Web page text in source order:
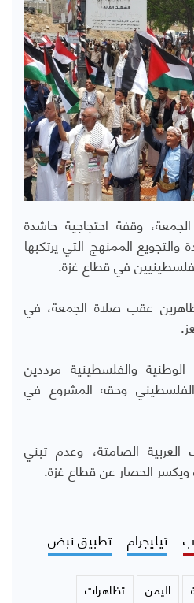
وقفة احتجاجية حاشدة
والتجويع الممنهج التي يرتكبها
في قطاع غزة.
عقب صلاة الجمعة، في
والفلسطينية مرددين
وحقه المشروع في
العربية الصامتة، وعدم تبني
الحصار عن قطاع غزة.
تيليجرام تطبيق نبض
اليمن تظاهرات